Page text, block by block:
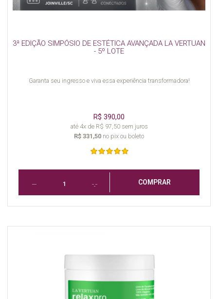
3ª EDIÇÃO SIMPÓSIO DE ESTÉTICA AVANÇADA LA VERTUAN
- 5º LOTE
Garanta seu ingresso e viva essa experiência transformadora!
R$ 390,00
até 4x de R$ 97,50 sem juros
R$ 331,50 no pix ou boleto
COMPRAR